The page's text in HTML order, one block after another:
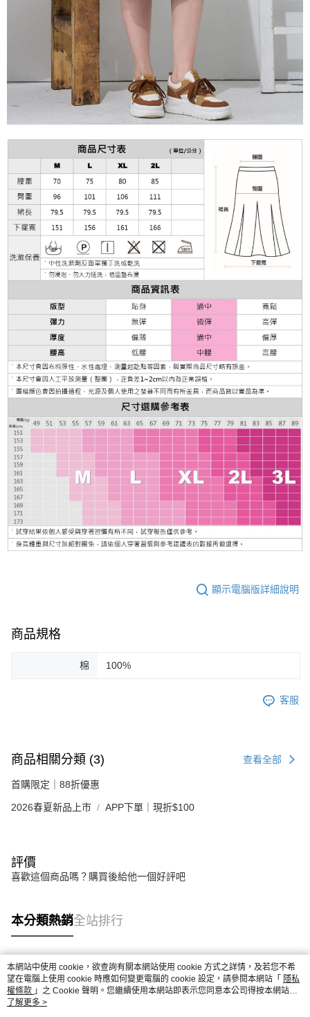
顯示電腦版詳細說明
商品規格
棉 100%
客服
商品相關分類 (3) 查看全部
首購限定｜88折優惠
2026春夏新品上市 APP下單｜現折$100
評價
喜歡這個商品嗎？購買後給他一個好評吧
本分類熱銷全站排行
熱門標籤
本網站中使用 cookie，欲查詢有關本網站使用 cookie 方式之詳情，及若您不希
望在電腦上使用 cookie 時應如何變更電腦的 cookie 設定，請參閱本網站「 隱私
權條款 」之 Cookie 聲明。您繼續使用本網站即表示您同意本公司得按本網站使
用條款之 Cookie 聲明使用 cookie。
了解更多 >